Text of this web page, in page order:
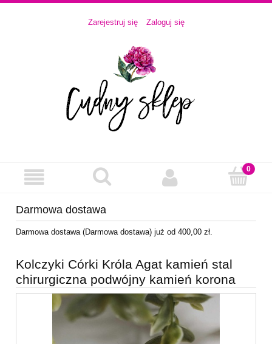
Zarejestruj się Zaloguj się
Darmowa dostawa
Darmowa dostawa (Darmowa dostawa) już od 400,00 zł.
Kolczyki Córki Króla Agat kamień stal
chirurgiczna podwójny kamień korona